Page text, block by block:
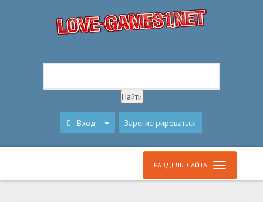
Вход Зарегистрироваться
РАЗДЕЛЫ САЙТА